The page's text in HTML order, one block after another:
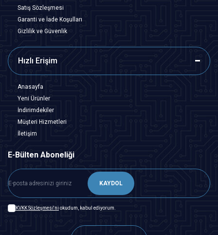
Satış Sözleşmesi
Garanti ve İade Koşulları
Gizlilik ve Güvenlik
Hızlı Erişim
Anasayfa
Yeni Ürünler
İndirimdekiler
Müşteri Hizmetleri
İletişim
E-Bülten Aboneliği
KAYDOL
KVKK Sözleşmesi'ni okudum, kabul ediyorum.